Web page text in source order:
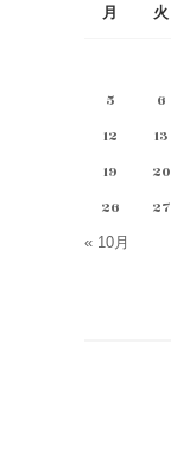
月 火
5
6
12
13
19
20
26
27
« 10月